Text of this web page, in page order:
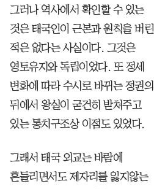
그러나 역사에서 확인할 수 있는
것은 태국인이 근본과 원칙을 버린
적은 없다는 사실이다. 그것은
영토유지와 독립이었다. 또 정세
변화에 따라 수시로 바뀌는 정권의
뒤에서 왕실이 굳건히 받쳐주고
있는 통치구조상 이점도 있었다.
그래서 태국 외교는 바람에
흔들리면서도 제자리를 잃지않는